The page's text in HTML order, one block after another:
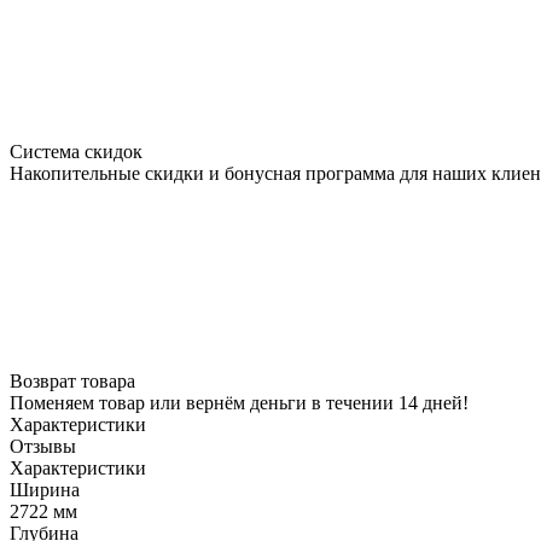
Система скидок
Накопительные скидки и бонусная программа для наших
Возврат товара
Поменяем товар или вернём деньги в течении 14 дней!
Характеристики
Отзывы
Характеристики
Ширина
2722 мм
Глубина